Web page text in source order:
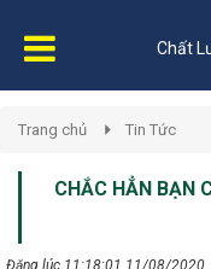
Chất
Trang chủ Tin Tức
CHẮC HẲN BẠN
Đăng lúc 11:18:01 11/08/2020